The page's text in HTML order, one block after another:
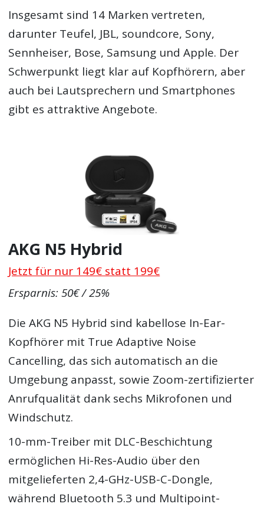
Insgesamt sind 14 Marken vertreten,
darunter Teufel, JBL, soundcore, Sony,
Sennheiser, Bose, Samsung und Apple. Der
Schwerpunkt liegt klar auf Kopfhörern, aber
auch bei Lautsprechern und Smartphones
gibt es attraktive Angebote.
AKG N5 Hybrid
Jetzt für nur 149€ statt 199€
Ersparnis: 50€ / 25%
Die AKG N5 Hybrid sind kabellose In-Ear-
Kopfhörer mit True Adaptive Noise
Cancelling, das sich automatisch an die
Umgebung anpasst, sowie Zoom-zertifizierter
Anrufqualität dank sechs Mikrofonen und
Windschutz.
10-mm-Treiber mit DLC-Beschichtung
ermöglichen Hi-Res-Audio über den
mitgelieferten 2,4-GHz-USB-C-Dongle,
während Bluetooth 5.3 und Multipoint-